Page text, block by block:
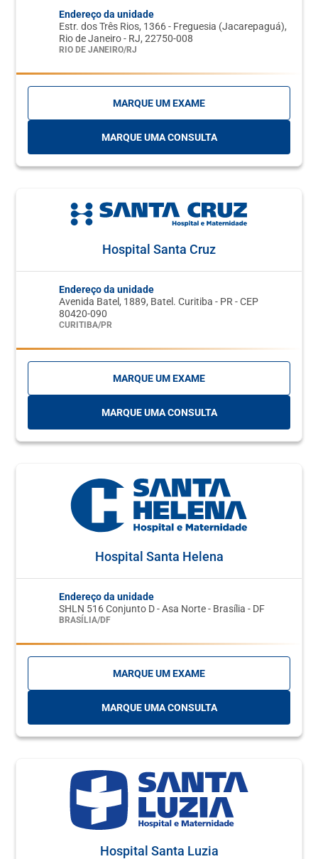
Endereço da unidade
Estr. dos Três Rios, 1366 - Freguesia (Jacarepaguá),
Rio de Janeiro - RJ, 22750-008
RIO DE JANEIRO/RJ
MARQUE UM EXAME
MARQUE UMA CONSULTA
Hospital Santa Cruz
Endereço da unidade
Avenida Batel, 1889, Batel. Curitiba - PR - CEP
80420-090
CURITIBA/PR
MARQUE UM EXAME
MARQUE UMA CONSULTA
Hospital Santa Helena
Endereço da unidade
SHLN 516 Conjunto D - Asa Norte - Brasília - DF
BRASÍLIA/DF
MARQUE UM EXAME
MARQUE UMA CONSULTA
Hospital Santa Luzia